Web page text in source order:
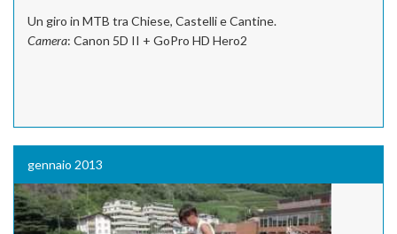
Un giro in MTB tra Chiese, Castelli e Cantine.
Camera: Canon 5D II + GoPro HD Hero2
gennaio 2013